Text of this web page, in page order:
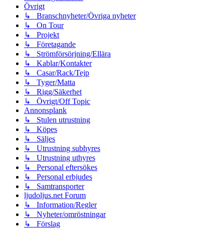
Övrigt
↳ Branschnyheter/Övriga nyheter
↳ On Tour
↳ Projekt
↳ Företagande
↳ Strömförsörjning/Ellära
↳ Kablar/Kontakter
↳ Casar/Rack/Tejp
↳ Tyger/Matta
↳ Rigg/Säkerhet
↳ Övrigt/Off Topic
Annonsplank
↳ Stulen utrustning
↳ Köpes
↳ Säljes
↳ Utrustning subhyres
↳ Utrustning uthyres
↳ Personal eftersökes
↳ Personal erbjudes
↳ Samtransporter
ljudoljus.net Forum
↳ Information/Regler
↳ Nyheter/omröstningar
↳ Förslag